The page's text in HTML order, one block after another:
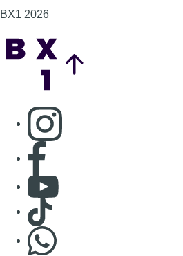
BX1 2026
Consulter page Instagram
Consulter page Facebook
Consulter Youtube
Consulter TikTok